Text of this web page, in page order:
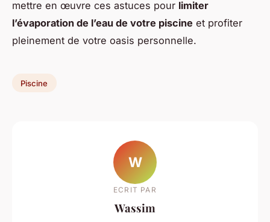
mettre en œuvre ces astuces pour limiter
l’évaporation de l’eau de votre piscine et profiter
pleinement de votre oasis personnelle.
Piscine
W
ECRIT PAR
Wassim